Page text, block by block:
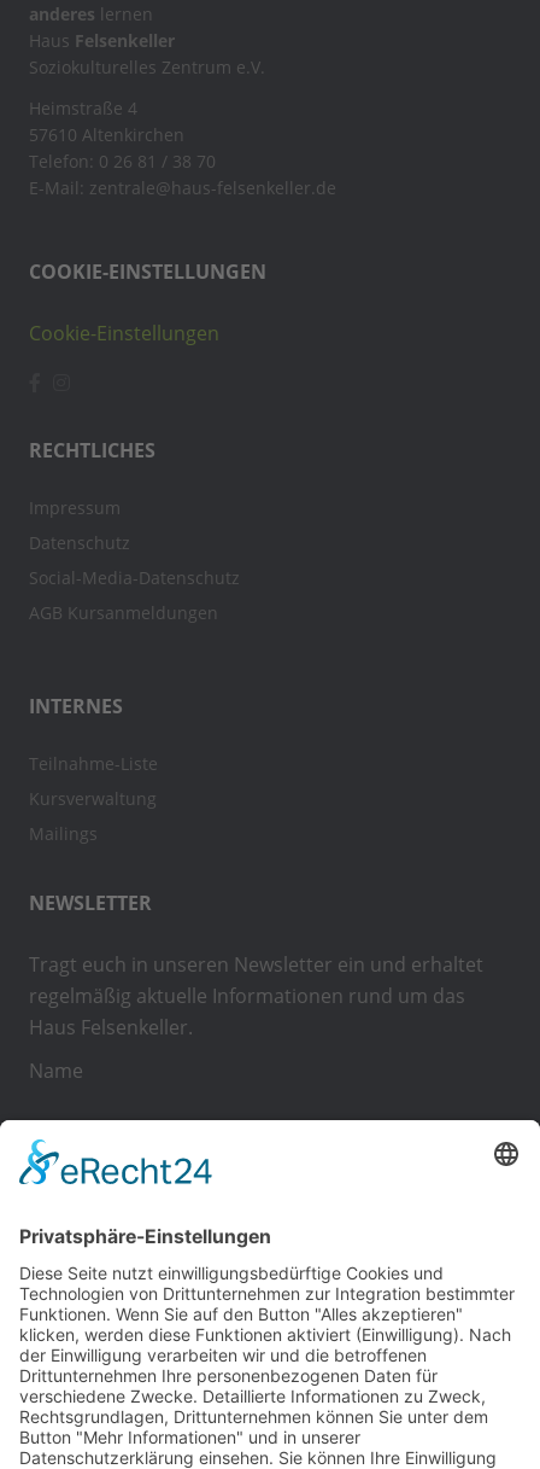
anderes lernen
Haus Felsenkeller
Soziokulturelles Zentrum e.V.
Heimstraße 4
57610 Altenkirchen
Telefon: 0 26 81 / 38 70
E-Mail: zentrale@haus-felsenkeller.de
COOKIE-EINSTELLUNGEN
Cookie-Einstellungen
RECHTLICHES
Impressum
Datenschutz
Social-Media-Datenschutz
AGB Kursanmeldungen
INTERNES
Teilnahme-Liste
Kursverwaltung
Mailings
NEWSLETTER
Tragt euch in unseren Newsletter ein und erhaltet
regelmäßig aktuelle Informationen rund um das
Haus Felsenkeller.
Name
E-Mail
Ich akzeptiere dieAllgemeinen
Geschäftsbedingungenund die
Datenschutzerklärung